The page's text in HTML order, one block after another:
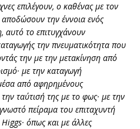
επιλέγουν, ο καθένας με τον
αποδώσουν την έννοια ενός
αυτό το επιτυγχάνουν
την πνευματικότητα που
την με την μετακίνηση από
με την καταγωγή
από αφηρημένους
ταύτισή της με το φως· με την
πείραμα του επιταχυντή
Higgs· όπως και με άλλες